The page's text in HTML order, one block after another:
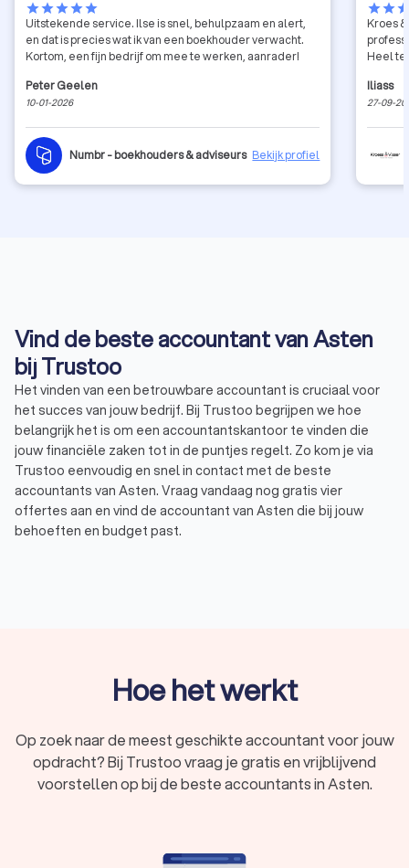
starstarstarstarstar
Uitstekende service. Ilse is snel, behulpzaam en alert,
en dat is precies wat ik van een boekhouder verwacht.
Kortom, een fijn bedrijf om mee te werken, aanrader!
Peter Geelen
10-01-2026
Numbr - boekhouders & adviseurs Bekijk profiel
starstar
Kroes
Heel
Iliass
27-09-
Vind de beste accountant van Asten
bij Trustoo
Het vinden van een betrouwbare accountant is cruciaal voor
het succes van jouw bedrijf. Bij Trustoo begrijpen we hoe
belangrijk het is om een accountantskantoor te vinden die
jouw financiële zaken tot in de puntjes regelt. Zo kom je via
Trustoo eenvoudig en snel in contact met de beste
accountants van Asten. Vraag vandaag nog gratis vier
offertes aan en vind de accountant van Asten die bij jouw
behoeften en budget past.
beschikken dus over de benodigde ervaring en kennis om je te
tot complexe fiscale vraagstukken.
Wat is een accountant?
belastingaangiften en financiële planning. Een
Hoe het werkt
Op zoek naar de meest geschikte accountant voor jouw
opdracht? Bij Trustoo vraag je gratis en vrijblijvend
voorstellen op bij de beste accountants in Asten.